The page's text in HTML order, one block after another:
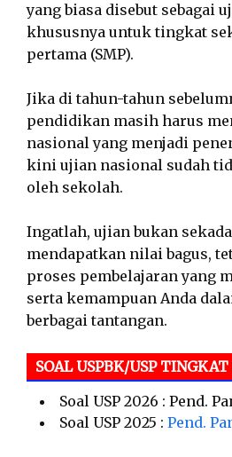
yang biasa disebut sebagai
khususnya untuk tingkat
pertama (SMP).
Jika di tahun-tahun
pendidikan masih harus
nasional yang menjadi
kini ujian nasional sudah
oleh sekolah.
Ingatlah, ujian bukan
mendapatkan nilai bagus,
proses pembelajaran yang
serta kemampuan Anda
berbagai tantangan.
SOAL USPBK/USP
Soal USP 2026 : Pend.
Soal USP 2025 : Pend.